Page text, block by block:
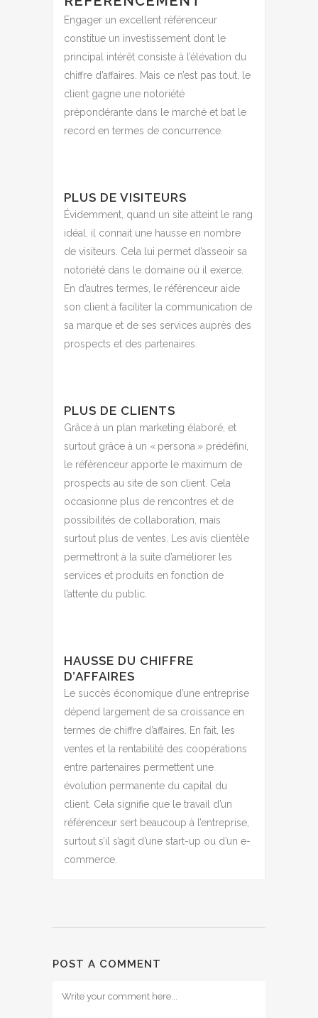
Engager un excellent référenceur
constitue un investissement dont le
principal intérêt consiste à l’élévation du
chiffre d’affaires. Mais ce n’est pas tout, le
client gagne une notoriété
prépondérante dans le marché et bat le
record en termes de concurrence.
PLUS DE VISITEURS
Évidemment, quand un site atteint le rang
idéal, il connait une hausse en nombre
de visiteurs. Cela lui permet d’asseoir sa
notoriété dans le domaine où il exerce.
En d’autres termes, le référenceur aide
son client à faciliter la communication de
sa marque et de ses services auprès des
prospects et des partenaires.
PLUS DE CLIENTS
Grâce à un plan marketing élaboré, et
surtout grâce à un « persona » prédéfini,
le référenceur apporte le maximum de
prospects au site de son client. Cela
occasionne plus de rencontres et de
possibilités de collaboration, mais
surtout plus de ventes. Les avis clientèle
permettront à la suite d’améliorer les
services et produits en fonction de
l’attente du public.
HAUSSE DU CHIFFRE
D’AFFAIRES
Le succès économique d’une entreprise
dépend largement de sa croissance en
termes de chiffre d’affaires. En fait, les
ventes et la rentabilité des coopérations
entre partenaires permettent une
évolution permanente du capital du
client. Cela signifie que le travail d’un
référenceur sert beaucoup à l’entreprise,
surtout s’il s’agit d’une start-up ou d’un e-
commerce.
POST A COMMENT